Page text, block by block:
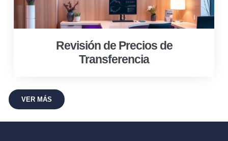
Revisión de Precios de
Transferencia
VER MÁS